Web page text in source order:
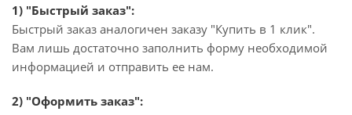
1) "Быстрый заказ":
Быстрый заказ аналогичен заказу "Купить в 1 клик".
Вам лишь достаточно заполнить форму необходимой
информацией и отправить ее нам.
2) "Оформить заказ":